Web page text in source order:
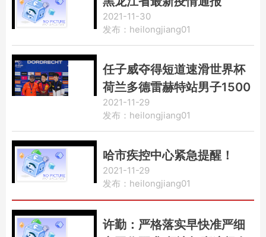
2021-11-30
发布：heilongjiang01
任子威夺得短道速滑世界杯
荷兰多德雷赫特站男子1500
米冠军
2021-11-29
发布：heilongjiang01
哈市疾控中心紧急提醒！
2021-11-29
发布：heilongjiang01
许勤：严格落实早快准严细